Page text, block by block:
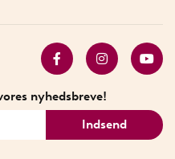
produkter
nyhedsbreve!
Indsend